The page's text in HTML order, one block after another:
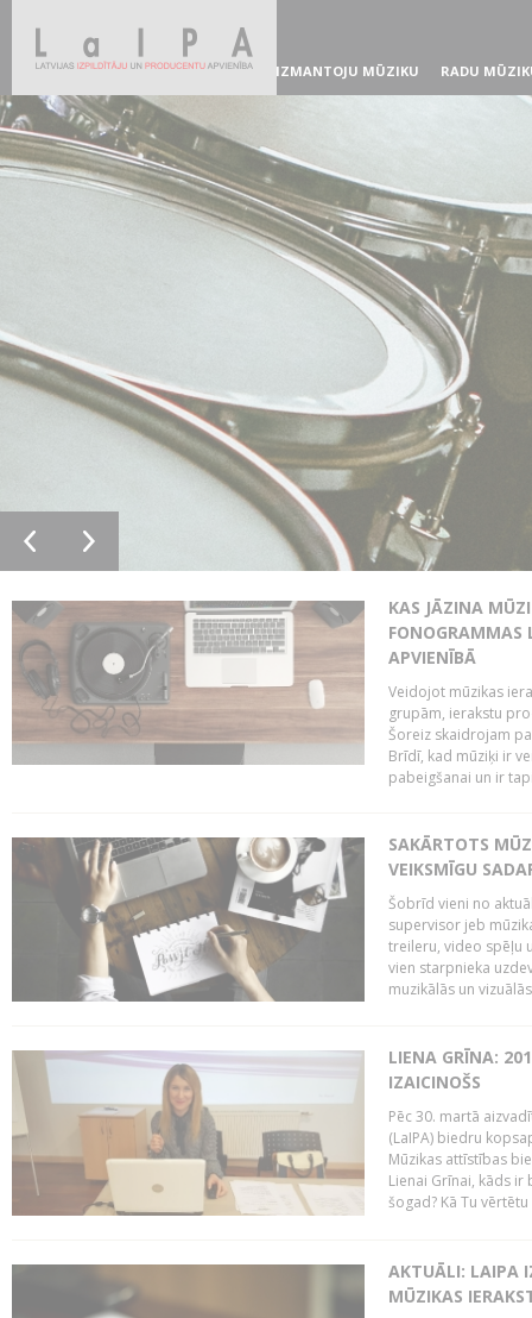
IZMANTOJU MŪZIKU RADU
KAS JĀZINA
FONOGRAMMAS
APVIENĪBĀ
Veidojot mūzikas
grupām, ierakstu
Šoreiz skaidrojam
Brīdī, kad mūziķi ir
pabeigšanai un ir
SAKĀRTOTS
VEIKSMĪGU
Šobrīd vieni no
supervisor jeb
treileru, video spēļu
vien starpnieka
muzikālās un
LIENA GRĪNA:
IZAICINOŠS
Pēc 30. martā
(LaIPA) biedru
Mūzikas attīstības
Lienai Grīnai, kāds ir
šogad? Kā Tu
AKTUĀLI: LAIPA
MŪZIKAS